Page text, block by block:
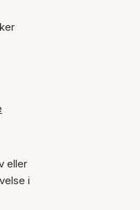
eller
i